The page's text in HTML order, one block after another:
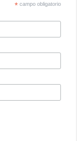
*campo obligatorio